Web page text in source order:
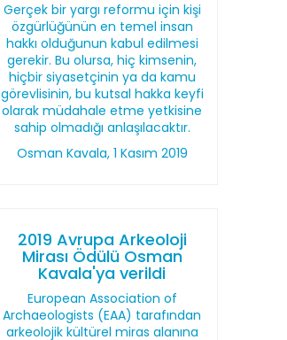
Gerçek bir yargı reformu için kişi
özgürlüğünün en temel insan
hakkı olduğunun kabul edilmesi
gerekir. Bu olursa, hiç kimsenin,
hiçbir siyasetçinin ya da kamu
görevlisinin, bu kutsal hakka keyfi
olarak müdahale etme yetkisine
sahip olmadığı anlaşılacaktır.
Osman Kavala, 1 Kasım 2019
2019 Avrupa Arkeoloji
Mirası Ödülü Osman
Kavala'ya verildi
European Association of
Archaeologists (EAA) tarafından
arkeolojik kültürel miras alanına